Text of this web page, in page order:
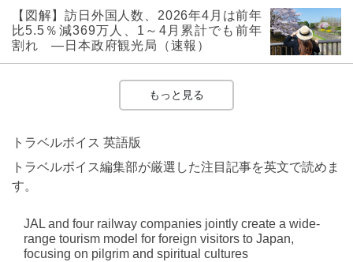
【図解】訪日外国人数、2026年4月は前年
比5.5％減369万人、1～4月累計でも前年
割れ ―日本政府観光局（速報）
もっと見る
トラベルボイス 英語版
トラベルボイス編集部が厳選した注目記事を英文で読めま
す。
JAL and four railway companies jointly create a wide-
range tourism model for foreign visitors to Japan,
focusing on pilgrim and spiritual cultures